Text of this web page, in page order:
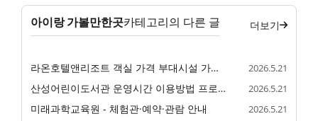
아이랑 가볼만한곳카테고리의 다른 글 더보기
라온호텔앤리조트 객실 가격 부대시설 가족 숙소 정리 2026.5.21
산성어린이도서관 운영시간 이용방법 프로그램 정리 2026.5.21
미래과학교육원 - 체험관·예약·관람 안내 2026.5.21